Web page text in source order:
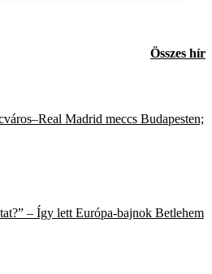
Összes hír
Madrid meccs Budapesten;
– Így lett Európa-bajnok Betlehem